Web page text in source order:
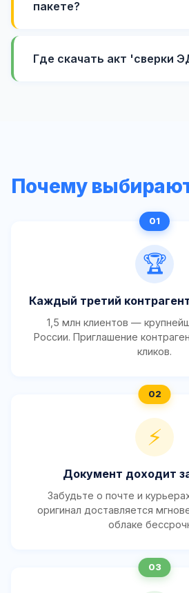
пакете?
Где скачать акт 'сверки
Почему
🏆
Каждый третий
1,5 млн клиентов —
России. Приглашение
кликов.
⚡
Документ доходит
Забудьте о почте и
оригинал доставляется
облаке